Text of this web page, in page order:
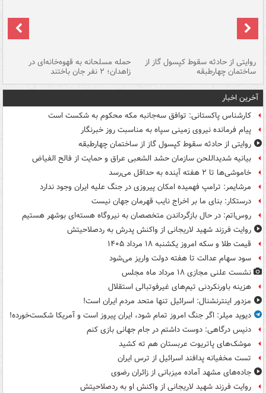
روایتی از حادثه سقوط کپسول گاز از
ساختمان چهارطبقه
حمله مسلحانه به قهوه‌خانه‌ای در
زاهدان؛ ۲ نفر جان باختند
آخرین اخبار
کارشناس پاکستانی: توافق سه‌جانبه مکه محکوم به شکست است
پیام فرمانده نیروی زمینی سپاه به مناسبت روز خبرنگار
روایتی از حادثه سقوط کپسول گاز از ساختمان چهارطبقه
بیانیه شدیداللحن سازمان حشد الشعبی عراق و حمایت از فالح الفیاض
خاموشی‌ها تا ۲ هفته آینده به حداقل می‌رسد
مرشایمر: ترامپ فهمیده امکان پیروزی در جنگ علیه ایران وجود ندارد
درستکار: بنای ما بر اخراج نایب قهرمان جهان نیست
روس‌اتم: در حال بازگرداندن متخصصان به نیروگاه هسته‌ای بوشهر هستیم
روایت فرزند شهید لاریجانی از واکنش پدرش به ردصلاحیتش
قیمت طلا و سکه امروز یکشنبه ۱۸ مرداد ۱۴۰۵
سود سهام عدالت تا هفته دولت واریز می‌شود
نشست علنی مجازی ۱۸ مرداد ماه مجلس
هزینه باورنکردنی تیم‌های غیرفوتبالی استقلال
مزدور اینترنشنال: اسرائیل تنها متحد مردم ایران است!
دیوید میلر: اگر جنگ امروز تمام شود، ایران پیروز است و آمریکا شکست‌خورده!
دنیس درگاهی: دوست داشتم در جام جهانی بازی کنم
موشک‌های پاتریوت عربستان هم ته‌ کشید
تست مخفیانه پدافند اسرائیل از ترس ایران
جاده‌های مشهد آماده میزبانی از زائران رضوی
روایت فرزند شهید لاریجانی از واکنش او به ردصلاحیتش